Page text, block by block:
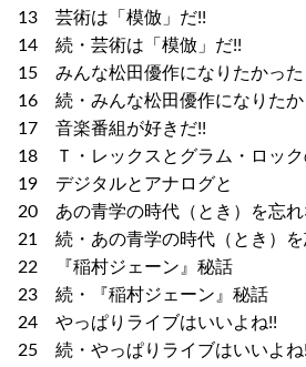
13 芸術は「模倣」だ!!
14 続・芸術は「模倣」だ!!
15 みんな松田優作になりたかった
16 続・みんな松田優作になりたか
17 音楽番組が好きだ!!
18 Ｔ・レックスとグラム・ロック
19 デジタルとアナログと
20 あの青学の時代（とき）を忘れ
21 続・あの青学の時代（とき）を
22 『稲村ジェーン』秘話
23 続・『稲村ジェーン』秘話
24 やっぱりライブはいいよね!!
25 続・やっぱりライブはいいよね